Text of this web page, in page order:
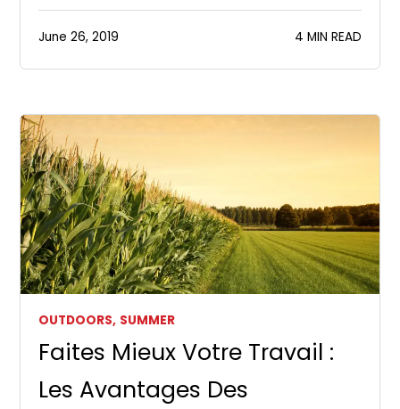
June 26, 2019 4 MIN READ
OUTDOORS, SUMMER
Faites Mieux Votre Travail :
Les Avantages Des